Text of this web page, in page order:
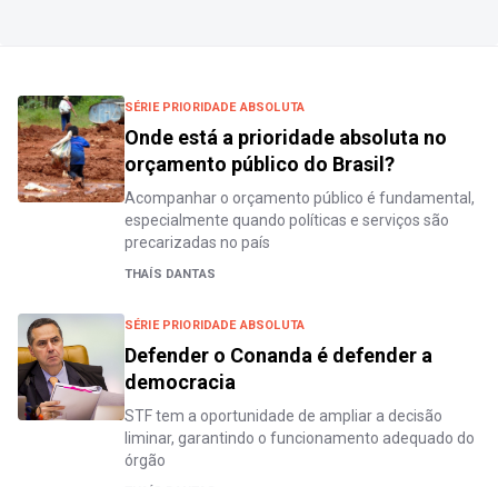
SÉRIE PRIORIDADE ABSOLUTA
Onde está a prioridade absoluta no
orçamento público do Brasil?
Acompanhar o orçamento público é fundamental,
especialmente quando políticas e serviços são
precarizadas no país
THAÍS DANTAS
SÉRIE PRIORIDADE ABSOLUTA
Defender o Conanda é defender a
democracia
STF tem a oportunidade de ampliar a decisão
liminar, garantindo o funcionamento adequado do
órgão